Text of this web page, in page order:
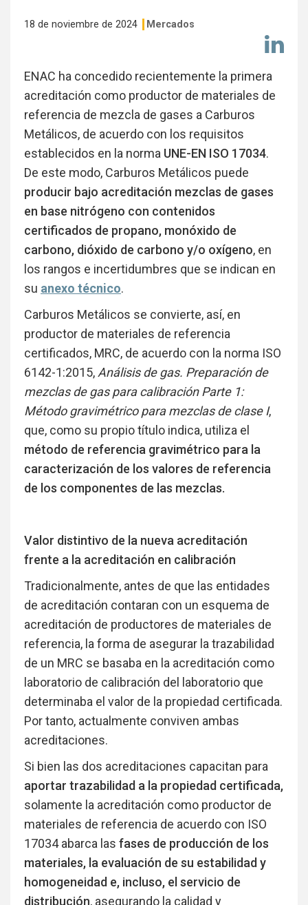
18 de noviembre de 2024 Mercados
en
ENAC ha concedido recientemente la primera
acreditación como productor de materiales de
referencia de mezcla de gases a Carburos
Metálicos, de acuerdo con los requisitos
establecidos en la norma UNE-EN ISO 17034.
De este modo, Carburos Metálicos puede
producir bajo acreditación mezclas de gases
en base nitrógeno con contenidos
certificados de propano, monóxido de
carbono, dióxido de carbono y/o oxígeno, en
los rangos e incertidumbres que se indican en
su anexo técnico.
Carburos Metálicos se convierte, así, en
productor de materiales de referencia
certificados, MRC, de acuerdo con la norma ISO
6142-1:2015, Análisis de gas. Preparación de
mezclas de gas para calibración Parte 1:
Método gravimétrico para mezclas de clase I,
que, como su propio título indica, utiliza el
método de referencia gravimétrico para la
caracterización de los valores de referencia
de los componentes de las mezclas.
Valor distintivo de la nueva acreditación
frente a la acreditación en calibración
Tradicionalmente, antes de que las entidades
de acreditación contaran con un esquema de
acreditación de productores de materiales de
referencia, la forma de asegurar la trazabilidad
de un MRC se basaba en la acreditación como
laboratorio de calibración del laboratorio que
determinaba el valor de la propiedad certificada.
Por tanto, actualmente conviven ambas
acreditaciones.
Si bien las dos acreditaciones capacitan para
aportar trazabilidad a la propiedad certificada,
solamente la acreditación como productor de
materiales de referencia de acuerdo con ISO
17034 abarca las fases de producción de los
materiales, la evaluación de su estabilidad y
homogeneidad e, incluso, el servicio de
distribución, asegurando la calidad y